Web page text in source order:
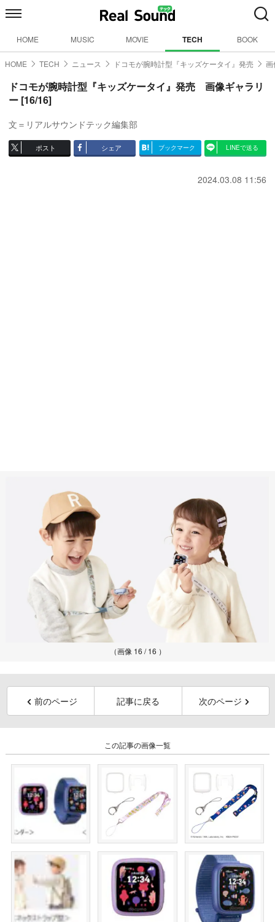
HOME MUSIC MOVIE TECH BOOK
HOME TECH ニュース ドコモが腕時計型『キッズケータイ』発売 画
ドコモが腕時計型『キッズケータイ』発売 画像ギャラリ
ー [16/16]
文＝リアルサウンドテック編集部
ポスト シェア ブックマーク LINEで送る
2024.03.08 11:56
（画像 16 / 16 ）
前のページ 記事に戻る 次のページ
この記事の画像一覧